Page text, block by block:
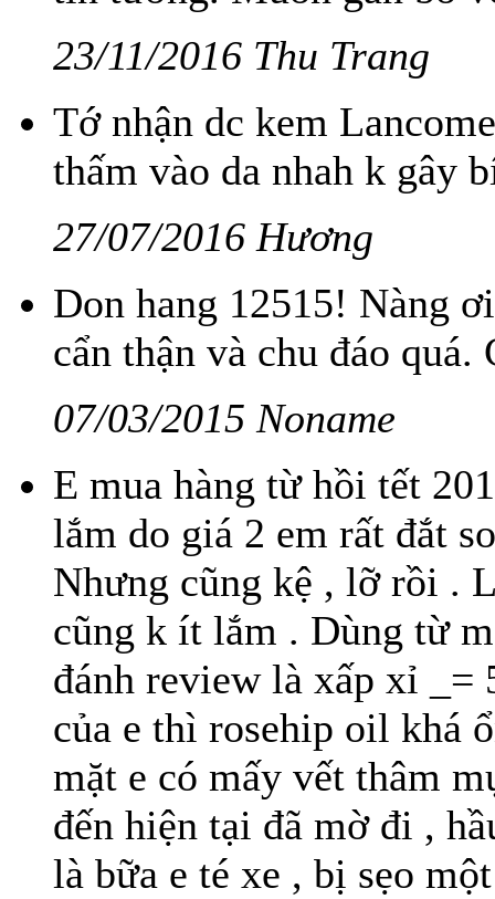
23/11/2016 Thu Trang
Tớ nhận dc kem
thấm vào da nhah k gây
27/07/2016 Hương
Don hang 12515! Nàng
cẩn thận và chu đáo quá.
07/03/2015 Noname
E mua hàng từ hồi tết
lắm do giá 2 em rất đắt
Nhưng cũng kệ , lỡ rồi .
cũng k ít lắm . Dùng từ
đánh review là xấp xỉ _=
của e thì rosehip oil khá
mặt e có mấy vết thâm
đến hiện tại đã mờ đi ,
là bữa e té xe , bị sẹo